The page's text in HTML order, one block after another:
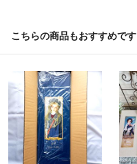
こちらの商品もおすすめです